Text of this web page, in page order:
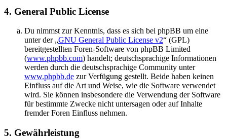
4. General Public License
Du nimmst zur Kenntnis, dass es sich bei phpBB um eine
unter der „GNU General Public License v2“ (GPL)
bereitgestellten Foren-Software von phpBB Limited
(www.phpbb.com) handelt; deutschsprachige Informationen
werden durch die deutschsprachige Community unter
www.phpbb.de zur Verfügung gestellt. Beide haben keinen
Einfluss auf die Art und Weise, wie die Software verwendet
wird. Sie können insbesondere die Verwendung der Software
für bestimmte Zwecke nicht untersagen oder auf Inhalte
fremder Foren Einfluss nehmen.
5. Gewährleistung